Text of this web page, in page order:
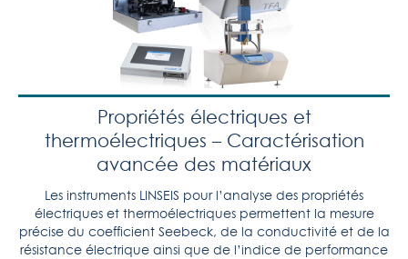
Propriétés électriques et
thermoélectriques – Caractérisation
avancée des matériaux
Les instruments LINSEIS pour l’analyse des propriétés
électriques et thermoélectriques permettent la mesure
précise du coefficient Seebeck, de la conductivité et de la
résistance électrique ainsi que de l’indice de performance